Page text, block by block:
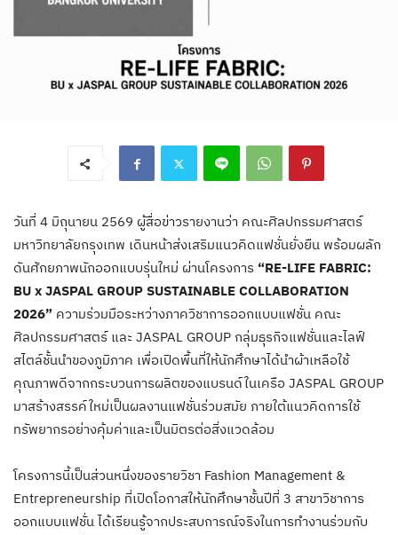
วันที่ 4 มิถุนายน 2569 ผู้สื่อข่าวรายงานว่า คณะศิลปกรรมศาสตร์
มหาวิทยาลัยกรุงเทพ เดินหน้าส่งเสริมแนวคิดแฟชั่นยั่งยืน พร้อมผลัก
ดันศักยภาพนักออกแบบรุ่นใหม่ ผ่านโครงการ “RE-LIFE FABRIC:
BU x JASPAL GROUP SUSTAINABLE COLLABORATION
2026” ความร่วมมือระหว่างภาควิชาการออกแบบแฟชั่น คณะ
ศิลปกรรมศาสตร์ และ JASPAL GROUP กลุ่มธุรกิจแฟชั่นและไลฟ์
สไตล์ชั้นนำของภูมิภาค เพื่อเปิดพื้นที่ให้นักศึกษาได้นำผ้าเหลือใช้
คุณภาพดีจากกระบวนการผลิตของแบรนด์ในเครือ JASPAL GROUP
มาสร้างสรรค์ใหม่เป็นผลงานแฟชั่นร่วมสมัย ภายใต้แนวคิดการใช้
ทรัพยากรอย่างคุ้มค่าและเป็นมิตรต่อสิ่งแวดล้อม
โครงการนี้เป็นส่วนหนึ่งของรายวิชา Fashion Management &
Entrepreneurship ที่เปิดโอกาสให้นักศึกษาชั้นปีที่ 3 สาขาวิชาการ
ออกแบบแฟชั่น ได้เรียนรู้จากประสบการณ์จริงในการทำงานร่วมกับ